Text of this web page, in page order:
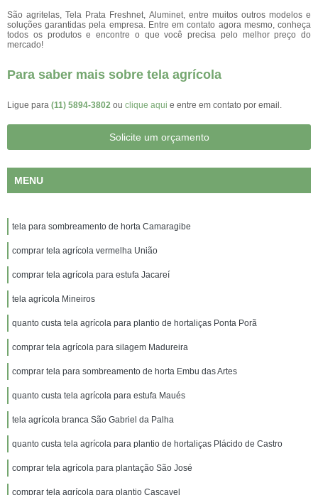
São agritelas, Tela Prata Freshnet, Aluminet, entre muitos outros modelos e
soluções garantidas pela empresa. Entre em contato agora mesmo, conheça
todos os produtos e encontre o que você precisa pelo melhor preço do
mercado!
Para saber mais sobre tela agrícola
Ligue para (11) 5894-3802 ou clique aqui e entre em contato por email.
Solicite um orçamento
MENU
tela para sombreamento de horta Camaragibe
comprar tela agrícola vermelha União
comprar tela agrícola para estufa Jacareí
tela agrícola Mineiros
quanto custa tela agrícola para plantio de hortaliças Ponta Porã
comprar tela agrícola para silagem Madureira
comprar tela para sombreamento de horta Embu das Artes
quanto custa tela agrícola para estufa Maués
tela agrícola branca São Gabriel da Palha
quanto custa tela agrícola para plantio de hortaliças Plácido de Castro
comprar tela agrícola para plantação São José
comprar tela agrícola para plantio Cascavel